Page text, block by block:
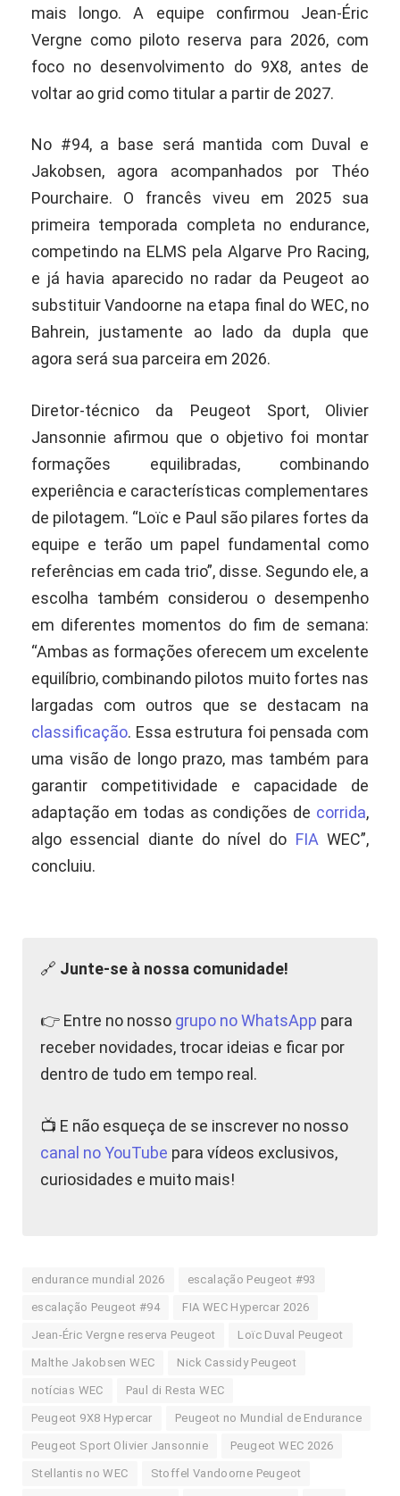
mais longo. A equipe confirmou Jean-Éric
Vergne como piloto reserva para 2026, com
foco no desenvolvimento do 9X8, antes de
voltar ao grid como titular a partir de 2027.
No #94, a base será mantida com Duval e
Jakobsen, agora acompanhados por Théo
Pourchaire. O francês viveu em 2025 sua
primeira temporada completa no endurance,
competindo na ELMS pela Algarve Pro Racing,
e já havia aparecido no radar da Peugeot ao
substituir Vandoorne na etapa final do WEC, no
Bahrein, justamente ao lado da dupla que
agora será sua parceira em 2026.
Diretor-técnico da Peugeot Sport, Olivier
Jansonnie afirmou que o objetivo foi montar
formações equilibradas, combinando
experiência e características complementares
de pilotagem. “Loïc e Paul são pilares fortes da
equipe e terão um papel fundamental como
referências em cada trio”, disse. Segundo ele, a
escolha também considerou o desempenho
em diferentes momentos do fim de semana:
“Ambas as formações oferecem um excelente
equilíbrio, combinando pilotos muito fortes nas
largadas com outros que se destacam na
classificação. Essa estrutura foi pensada com
uma visão de longo prazo, mas também para
garantir competitividade e capacidade de
adaptação em todas as condições de corrida,
algo essencial diante do nível do FIA WEC”,
concluiu.
🔗 Junte-se à nossa comunidade!
👉 Entre no nosso grupo no WhatsApp para
receber novidades, trocar ideias e ficar por
dentro de tudo em tempo real.
📺 E não esqueça de se inscrever no nosso
canal no YouTube para vídeos exclusivos,
curiosidades e muito mais!
endurance mundial 2026 escalação Peugeot #93
escalação Peugeot #94 FIA WEC Hypercar 2026
Jean-Éric Vergne reserva Peugeot Loïc Duval Peugeot
Malthe Jakobsen WEC Nick Cassidy Peugeot
notícias WEC Paul di Resta WEC
Peugeot 9X8 Hypercar Peugeot no Mundial de Endurance
Peugeot Sport Olivier Jansonnie Peugeot WEC 2026
Stellantis no WEC Stoffel Vandoorne Peugeot